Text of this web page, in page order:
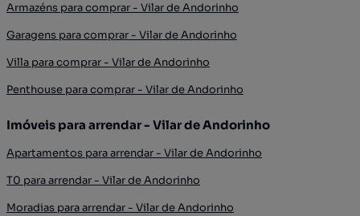
Armazéns para comprar - Vilar de Andorinho
Garagens para comprar - Vilar de Andorinho
Villa para comprar - Vilar de Andorinho
Penthouse para comprar - Vilar de Andorinho
Imóveis para arrendar - Vilar de Andorinho
Apartamentos para arrendar - Vilar de Andorinho
T0 para arrendar - Vilar de Andorinho
Moradias para arrendar - Vilar de Andorinho